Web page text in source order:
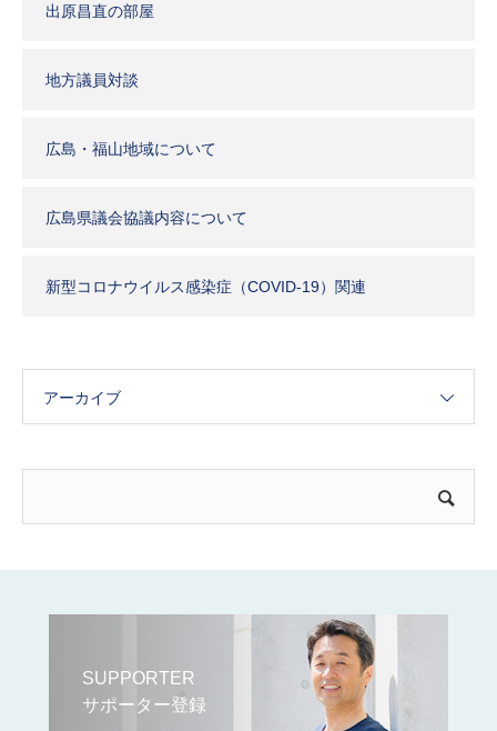
出原昌直の部屋
地方議員対談
広島・福山地域について
広島県議会協議内容について
新型コロナウイルス感染症（COVID-19）関連
アーカイブ
SUPPORTER
サポーター登録